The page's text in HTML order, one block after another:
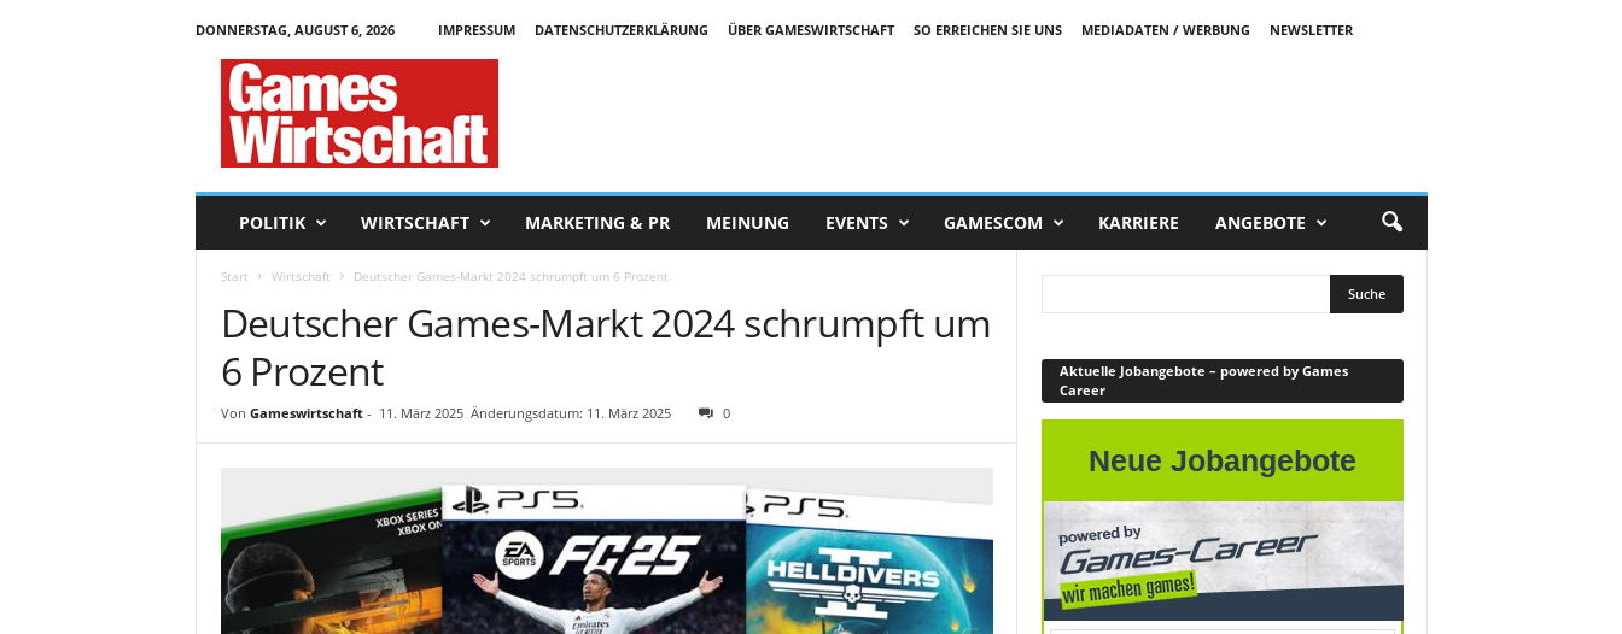
DONNERSTAG, AUGUST 6, 2026 IMPRESSUM DATENSCHUTZERKLÄRUNG ÜBER GAMESWIRTSCHAFT SO ERREICHEN SIE UNS MEDIADATEN / WERBUNG
NEWSLETTER
POLITIK WIRTSCHAFT MARKETING & PR MEINUNG EVENTS GAMESCOM KARRIERE ANGEBOTE
Start Wirtschaft Deutscher Games-Markt 2024 schrumpft um 6 Prozent
Deutscher Games-Markt 2024 schrumpft um
6 Prozent
Von Gameswirtschaft- 11. März 2025 Änderungsdatum: 11. März 2025 0
Aktuelle Jobangebote – powered by Games
Career